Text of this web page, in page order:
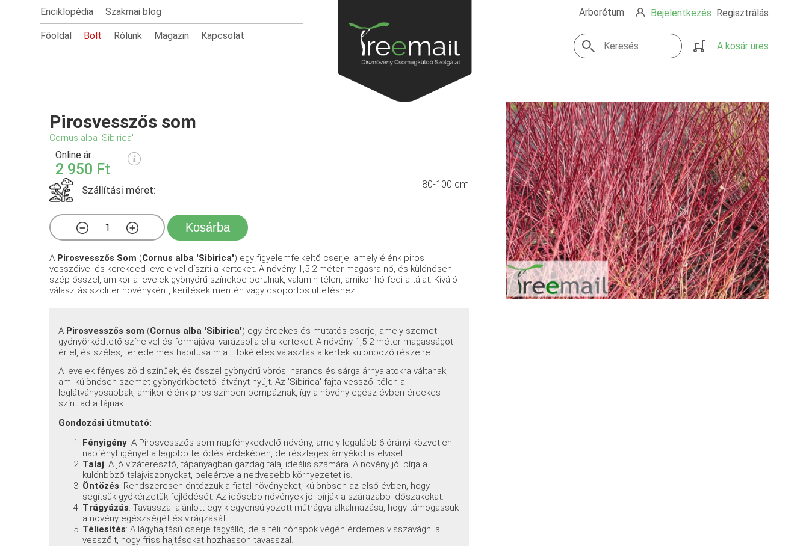
Enciklopédia Szakmai blog
Főoldal Bolt Rólunk Magazin Kapcsolat
Arborétum Bejelentkezés Regisztrálás
A kosár üres
Pirosvesszős som
Cornus alba 'Sibirica'
Online ár
2 950 Ft
Szállítási méret: 80-100 cm
Kosárba
A Pirosvesszős Som (Cornus alba 'Sibirica') egy figyelemfelkeltő cserje, amely élénk piros
vesszőivel és kerekded leveleivel díszíti a kerteket. A növény 1,5-2 méter magasra nő, és különösen
szép ősszel, amikor a levelek gyönyörű színekbe borulnak, valamin télen, amikor hó fedi a tájat. Kiváló
választás szoliter növényként, kerítések mentén vagy csoportos ültetéshez.
A Pirosvesszős som (Cornus alba 'Sibirica') egy érdekes és mutatós cserje, amely szemet
gyönyörködtető színeivel és formájával varázsolja el a kerteket. A növény 1,5-2 méter magasságot
ér el, és széles, terjedelmes habitusa miatt tökéletes választás a kertek különböző részeire.
A levelek fényes zöld színűek, és ősszel gyönyörű vörös, narancs és sárga árnyalatokra váltanak,
ami különösen szemet gyönyörködtető látványt nyújt. Az 'Sibirica' fajta vesszői télen a
leglátványosabbak, amikor élénk piros színben pompáznak, így a növény egész évben érdekes
színt ad a tájnak.
Gondozási útmutató:
Fényigény: A Pirosvesszős som napfénykedvelő növény, amely legalább 6 órányi közvetlen
napfényt igényel a legjobb fejlődés érdekében, de részleges árnyékot is elvisel.
Talaj: A jó vízáteresztő, tápanyagban gazdag talaj ideális számára. A növény jól bírja a
különböző talajviszonyokat, beleértve a nedvesebb környezetet is.
Öntözés: Rendszeresen öntözzük a fiatal növényeket, különösen az első évben, hogy
segítsük gyökérzetük fejlődését. Az idősebb növények jól bírják a szárazabb időszakokat.
Trágyázás: Tavasszal ajánlott egy kiegyensúlyozott műtrágya alkalmazása, hogy támogassuk
a növény egészségét és virágzását.
Téliesítés: A lágyhajtású cserje fagyálló, de a téli hónapok végén érdemes visszavágni a
vesszőit, hogy friss hajtásokat hozhasson tavasszal.